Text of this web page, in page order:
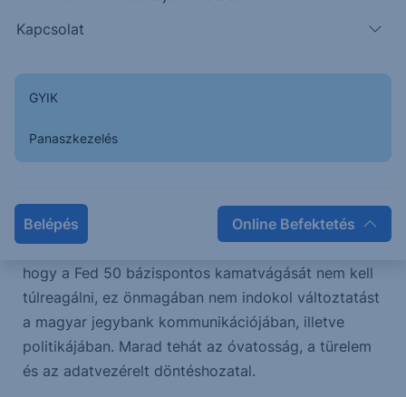
Kapcsolat
GYIK
Panaszkezelés
Belépés Online Befektetés
makrogazdasági adatokat, az inflációs kilátásokat,
valamint a kockázati környezet alakulását, amelyek
alapkamat mértékéről.” A hangvétel tehát nem
tolódott el a lazább irányba, a jegybanki alelnöke
kitettsége mellett. Emellett az inflációs várakozások
is csak lassan csökkennek, és a szokásosnál
változékonyabbak. Az alelnök azt is megjegyezte,
hogy a Fed 50 bázispontos kamatvágását nem kell
túlreagálni, ez önmagában nem indokol változtatást
a magyar jegybank kommunikációjában, illetve
politikájában. Marad tehát az óvatosság, a türelem
és az adatvezérelt döntéshozatal.